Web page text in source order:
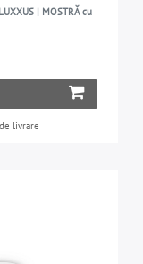
| MOSTRĂ cu
livrare